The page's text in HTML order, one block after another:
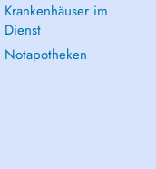
Krankenhäuser im
Dienst
Notapotheken